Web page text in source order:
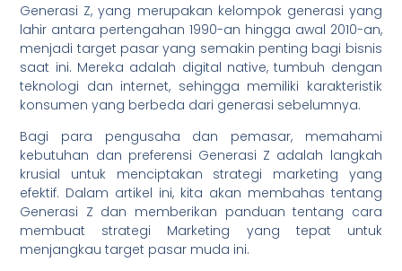
Generasi Z, yang merupakan kelompok generasi yang
lahir antara pertengahan 1990-an hingga awal 2010-an,
menjadi target pasar yang semakin penting bagi bisnis
saat ini. Mereka adalah digital native, tumbuh dengan
teknologi dan internet, sehingga memiliki karakteristik
konsumen yang berbeda dari generasi sebelumnya.
Bagi para pengusaha dan pemasar, memahami
kebutuhan dan preferensi Generasi Z adalah langkah
krusial untuk menciptakan strategi marketing yang
efektif. Dalam artikel ini, kita akan membahas tentang
Generasi Z dan memberikan panduan tentang cara
membuat strategi Marketing yang tepat untuk
menjangkau target pasar muda ini.